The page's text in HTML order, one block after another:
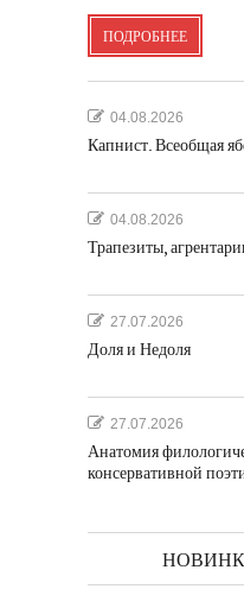
ПОДРОБНЕЕ
04.08.2026
Капнист. Всеобщая
04.08.2026
Трапезиты,
27.07.2026
Доля и Недоля
27.07.2026
Анатомия
консервативной